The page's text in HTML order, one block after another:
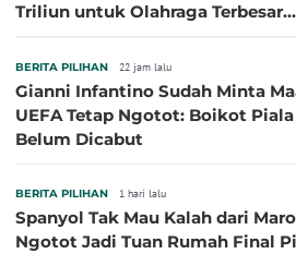
Triliun untuk Olahraga Terbesar
BERITA PILIHAN 22 jam lalu
Gianni Infantino Sudah Minta
UEFA Tetap Ngotot: Boikot
Belum Dicabut
BERITA PILIHAN 1 hari lalu
Spanyol Tak Mau Kalah dari
Ngotot Jadi Tuan Rumah Final